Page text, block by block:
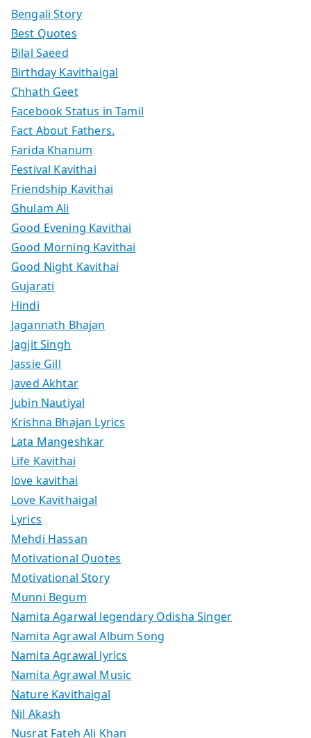
Bengali Story
Best Quotes
Bilal Saeed
Birthday Kavithaigal
Chhath Geet
Facebook Status in Tamil
Fact About Fathers.
Farida Khanum
Festival Kavithai
Friendship Kavithai
Ghulam Ali
Good Evening Kavithai
Good Morning Kavithai
Good Night Kavithai
Gujarati
Hindi
Jagannath Bhajan
Jagjit Singh
Jassie Gill
Javed Akhtar
Jubin Nautiyal
Krishna Bhajan Lyrics
Lata Mangeshkar
Life Kavithai
love kavithai
Love Kavithaigal
Lyrics
Mehdi Hassan
Motivational Quotes
Motivational Story
Munni Begum
Namita Agarwal legendary Odisha Singer
Namita Agrawal Album Song
Namita Agrawal lyrics
Namita Agrawal Music
Nature Kavithaigal
Nil Akash
Nusrat Fateh Ali Khan